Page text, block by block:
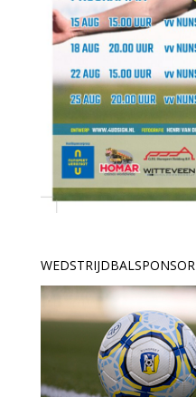
WEDSTRIJDBALSPONSOR